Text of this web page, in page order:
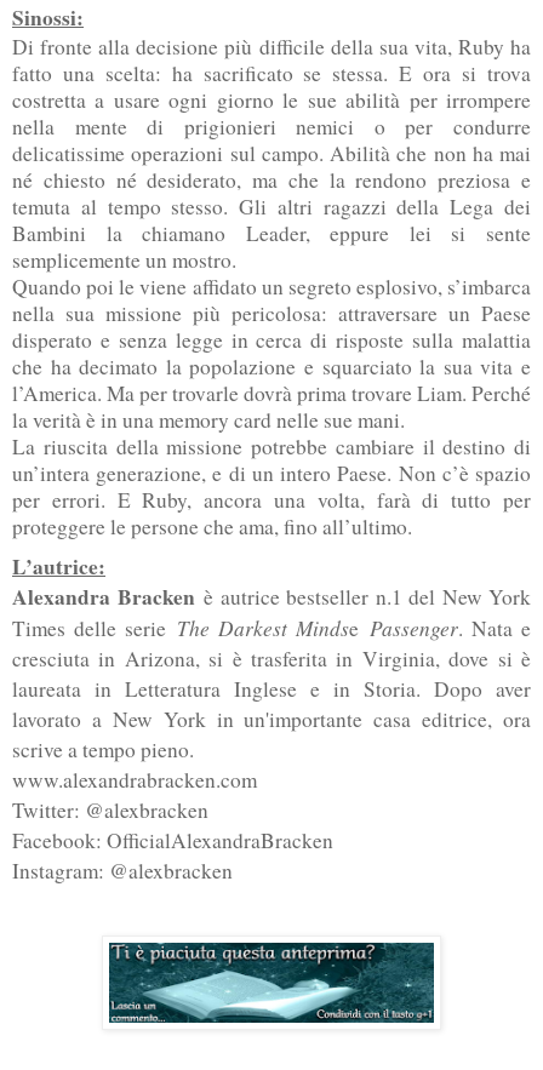
Sinossi:
Di fronte alla decisione più difficile della sua vita, Ruby ha
fatto una scelta: ha sacrificato se stessa. E ora si trova
costretta a usare ogni giorno le sue abilità per irrompere
nella mente di prigionieri nemici o per condurre
delicatissime operazioni sul campo. Abilità che non ha mai
né chiesto né desiderato, ma che la rendono preziosa e
temuta al tempo stesso. Gli altri ragazzi della Lega dei
Bambini la chiamano Leader, eppure lei si sente
semplicemente un mostro.
Quando poi le viene affidato un segreto esplosivo, s’imbarca
nella sua missione più pericolosa: attraversare un Paese
disperato e senza legge in cerca di risposte sulla malattia
che ha decimato la popolazione e squarciato la sua vita e
l’America. Ma per trovarle dovrà prima trovare Liam. Perché
la verità è in una memory card nelle sue mani.
La riuscita della missione potrebbe cambiare il destino di
un’intera generazione, e di un intero Paese. Non c’è spazio
per errori. E Ruby, ancora una volta, farà di tutto per
proteggere le persone che ama, fino all’ultimo.
L’autrice:
Alexandra Bracken è autrice bestseller n.1 del New York
Times delle serie The Darkest Mindse Passenger. Nata e
cresciuta in Arizona, si è trasferita in Virginia, dove si è
laureata in Letteratura Inglese e in Storia. Dopo aver
lavorato a New York in un'importante casa editrice, ora
scrive a tempo pieno.
www.alexandrabracken.com
Twitter: @alexbracken
Facebook: OfficialAlexandraBracken
Instagram: @alexbracken